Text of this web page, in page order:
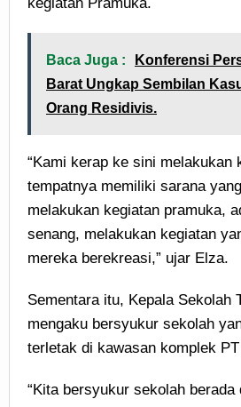
kegiatan Pramuka.
Baca Juga :
Konferensi
Barat Ungkap Sembilan
Orang Residivis.
“Kami kerap ke sini melakukan
tempatnya memiliki sarana
melakukan kegiatan pramuka,
senang, melakukan kegiatan
mereka berekreasi,” ujar Elza.
Sementara itu, Kepala Sekolah
mengaku bersyukur sekolah
terletak di kawasan komplek
“Kita bersyukur sekolah berada